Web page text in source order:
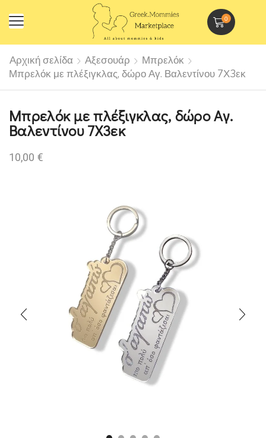
0
Αρχική σελίδα Αξεσουάρ
Μπρελόκ
Μπρελόκ με πλέξιγκλας, δώρο Αγ. Βαλεντίνου 7Χ3εκ
Μπρελόκ με πλέξιγκλας, δώρο Αγ.
Βαλεντίνου 7Χ3εκ
10,00 €